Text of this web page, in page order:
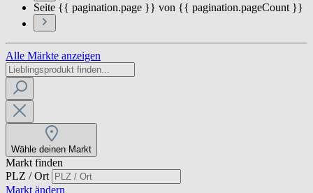
Seite {{ pagination.page }} von {{ pagination.pageCount }}
Alle Märkte anzeigen
Wähle deinen Markt
Markt finden
PLZ / Ort
Markt ändern